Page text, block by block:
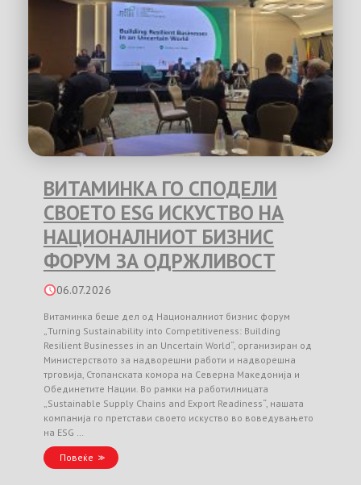
ВИТАМИНКА ГО СПОДЕЛИ
СВОЕТО ESG ИСКУСТВО НА
НАЦИОНАЛНИОТ БИЗНИС
ФОРУМ ЗА ОДРЖЛИВОСТ
06.07.2026
Витаминка беше дел од Националниот бизнис форум
„Turning Sustainability into Competitiveness: Building
Resilient Businesses in an Uncertain World“, организиран од
Министерството за надворешни работи и надворешна
трговија, Стопанската комора на Северна Македонија и
Обединетите Нации. Во рамки на работилницата
„Sustainable Supply Chains and Export Readiness“, нашата
компанија го претстави своето искуство во воведувањето
на ESG …
Повеќе